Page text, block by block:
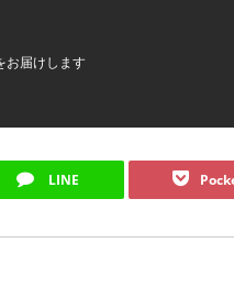
お届けします
LINE